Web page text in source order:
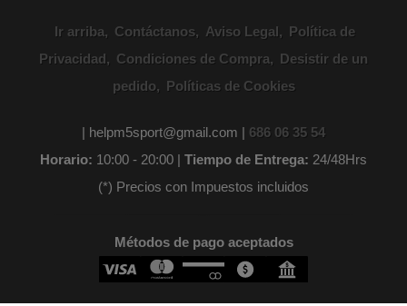
Ir arriba Contáctanos Aviso Legal
Política de
Privacidad
Condiciones de Compra
Desistir de un
pedido
Políticas de Cookies
| helpm5sport@gmail.com | 686 06 35 54
Horario: 10:00 - 20:00 | Tiempo de Entrega: 24/48Hrs
(*) Precios con Impuestos incluidos
Métodos de pago aceptados